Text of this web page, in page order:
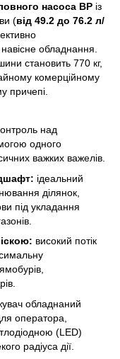
насоса BP із
(від 49.2 до 76.2 л/
обладнання.
становить 770 кг,
комерційному
причепі.
над
одного
важких важелів.
ідеальний
ділянок,
під укладання
високий потік
обладнаний
оператора,
(LED)
радіуса дії.